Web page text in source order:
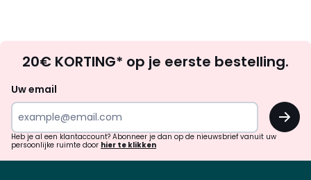
zoek
inspiratie
verrassingen?
20€ KORTING* op je eerste bestelling.
Uw email
OK
Heb je al een klantaccount? Abonneer je dan op de nieuwsbrief vanuit uw
persoonlijke ruimte door hier te klikken